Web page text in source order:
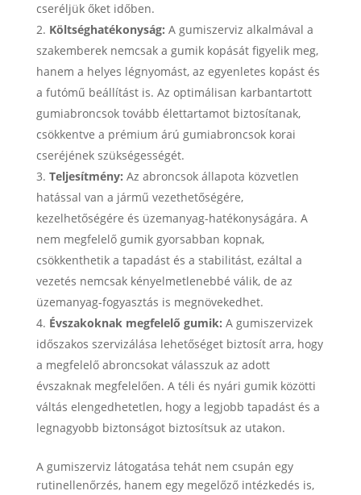
cseréljük őket időben.
Költséghatékonyság: A gumiszerviz alkalmával a
szakemberek nemcsak a gumik kopását figyelik meg,
hanem a helyes légnyomást, az egyenletes kopást és
a futómű beállítást is. Az optimálisan karbantartott
gumiabroncsok tovább élettartamot biztosítanak,
csökkentve a prémium árú gumiabroncsok korai
cseréjének szükségességét.
Teljesítmény: Az abroncsok állapota közvetlen
hatással van a jármű vezethetőségére,
kezelhetőségére és üzemanyag-hatékonyságára. A
nem megfelelő gumik gyorsabban kopnak,
csökkenthetik a tapadást és a stabilitást, ezáltal a
vezetés nemcsak kényelmetlenebbé válik, de az
üzemanyag-fogyasztás is megnövekedhet.
Évszakoknak megfelelő gumik: A gumiszervizek
időszakos szervizálása lehetőséget biztosít arra, hogy
a megfelelő abroncsokat válasszuk az adott
évszaknak megfelelően. A téli és nyári gumik közötti
váltás elengedhetetlen, hogy a legjobb tapadást és a
legnagyobb biztonságot biztosítsuk az utakon.
A gumiszerviz látogatása tehát nem csupán egy
rutinellenőrzés, hanem egy megelőző intézkedés is,